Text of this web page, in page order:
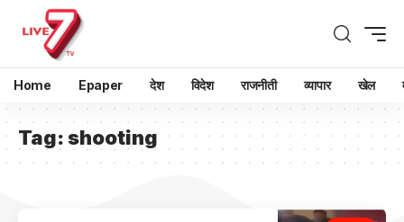
Home Epaper देश विदेश राजनीती व्यापार खेल
Tag:shooting